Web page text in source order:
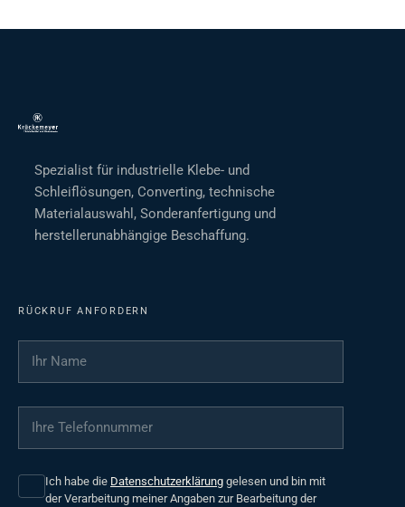
Spezialist für industrielle Klebe- und
Schleiflösungen, Converting, technische
Materialauswahl, Sonderanfertigung und
herstellerunabhängige Beschaffung.
RÜCKRUF ANFORDERN
Ihr Name
Ihre Telefonnummer
Ich habe die Datenschutzerklärung gelesen und bin mit
der Verarbeitung meiner Angaben zur Bearbeitung der